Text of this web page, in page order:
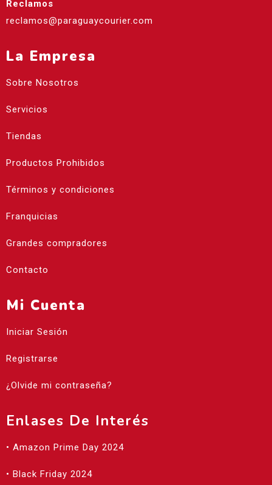
Reclamos
reclamos@paraguaycourier.com
La Empresa
Sobre Nosotros
Servicios
Tiendas
Productos Prohibidos
Términos y condiciones
Franquicias
Grandes compradores
Contacto
Mi Cuenta
Iniciar Sesión
Registrarse
¿Olvide mi contraseña?
Enlases De Interés
• Amazon Prime Day 2024
• Black Friday 2024